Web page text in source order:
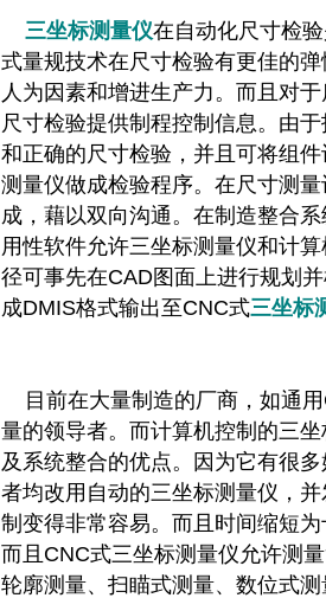
三坐标测量仪在自动化尺寸检
式量规技术在尺寸检验有更佳的
人为因素和增进生产力。而且对
尺寸检验提供制程控制信息。由
和正确的尺寸检验，并且可将组
测量仪做成检验程序。在尺寸测
成，藉以双向沟通。在制造整合
用性软件允许三坐标测量仪和计
径可事先在CAD图面上进行规划
成DMIS格式输出至CNC式三坐标
目前在大量制造的厂商，如通
量的领导者。而计算机控制的三
及系统整合的优点。因为它有很
者均改用自动的三坐标测量仪，
制变得非常容易。而且时间缩短
而且CNC式三坐标测量仪允许测
轮廓测量、扫瞄式测量、数位式